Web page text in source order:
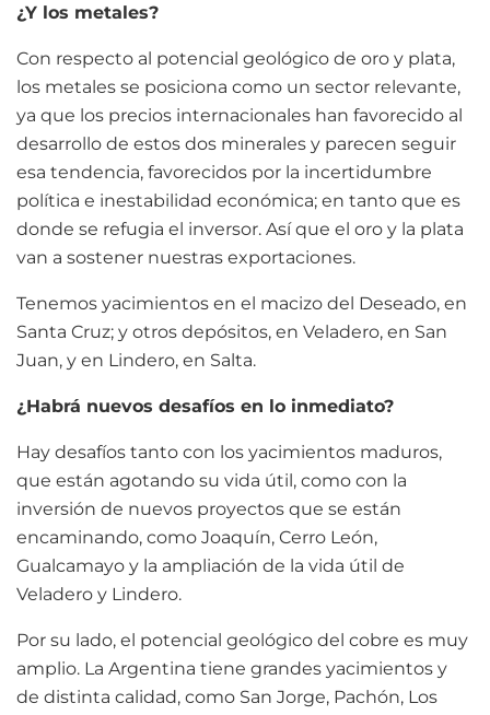
¿Y los metales?
Con respecto al potencial geológico de oro y plata,
los metales se posiciona como un sector relevante,
ya que los precios internacionales han favorecido al
desarrollo de estos dos minerales y parecen seguir
esa tendencia, favorecidos por la incertidumbre
política e inestabilidad económica; en tanto que es
donde se refugia el inversor. Así que el oro y la plata
van a sostener nuestras exportaciones.
Tenemos yacimientos en el macizo del Deseado, en
Santa Cruz; y otros depósitos, en Veladero, en San
Juan, y en Lindero, en Salta.
¿Habrá nuevos desafíos en lo inmediato?
Hay desafíos tanto con los yacimientos maduros,
que están agotando su vida útil, como con la
inversión de nuevos proyectos que se están
encaminando, como Joaquín, Cerro León,
Gualcamayo y la ampliación de la vida útil de
Veladero y Lindero.
Por su lado, el potencial geológico del cobre es muy
amplio. La Argentina tiene grandes yacimientos y
de distinta calidad, como San Jorge, Pachón, Los